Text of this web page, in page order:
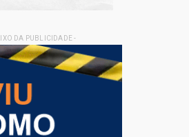
DA PUBLICIDADE -